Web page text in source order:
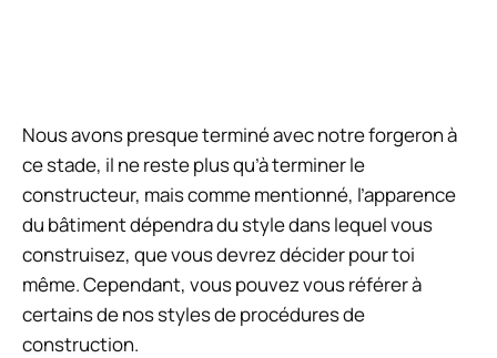
Nous avons presque terminé avec notre forgeron à
ce stade, il ne reste plus qu’à terminer le
constructeur, mais comme mentionné, l’apparence
du bâtiment dépendra du style dans lequel vous
construisez, que vous devrez décider pour toi
même. Cependant, vous pouvez vous référer à
certains de nos styles de procédures de
construction.